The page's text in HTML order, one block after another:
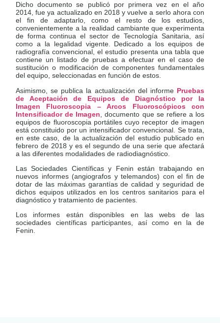
Dicho documento se publicó por primera vez en el año
2014, fue ya actualizado en 2018 y vuelve a serlo ahora con
el fin de adaptarlo, como el resto de los estudios,
convenientemente a la realidad cambiante que experimenta
de forma continua el sector de Tecnología Sanitaria, así
como a la legalidad vigente. Dedicado a los equipos de
radiografía convencional, el estudio presenta una tabla que
contiene un listado de pruebas a efectuar en el caso de
sustitución o modificación de componentes fundamentales
del equipo, seleccionadas en función de estos.
Asimismo, se publica la actualización del informe Pruebas
de Aceptación de Equipos de Diagnóstico por la
Imagen Fluoroscopia – Arcos Fluoroscópicos con
Intensificador de Imagen , documento que se refiere a los
equipos de fluoroscopia portátiles cuyo receptor de imagen
está constituido por un intensificador convencional. Se trata,
en este caso, de la actualización del estudio publicado en
febrero de 2018 y es el segundo de una serie que afectará
a las diferentes modalidades de radiodiagnóstico.
Las Sociedades Científicas y Fenin están trabajando en
nuevos informes (angiografos y telemandos) con el fin de
dotar de las máximas garantías de calidad y seguridad de
dichos equipos utilizados en los centros sanitarios para el
diagnóstico y tratamiento de pacientes.
Los informes están disponibles en las webs de las
sociedades científicas participantes, así como en la de
Fenin.